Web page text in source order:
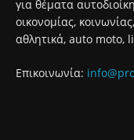
πυρκαγιών
5 Αυγούστου 2026